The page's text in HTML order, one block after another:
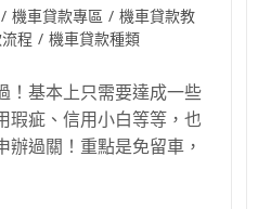
/ 機車貸款專區 / 機車貸款教
程 / 機車貸款種類
！基本上只需要達成一些
瑕疵、信用小白等等，也
過關！重點是免留車，